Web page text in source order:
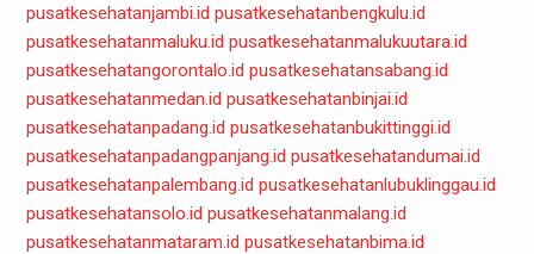
pusatkesehatanjambi.id pusatkesehatanbengkulu.id
pusatkesehatanmaluku.id pusatkesehatanmalukuutara.id
pusatkesehatangorontalo.id pusatkesehatansabang.id
pusatkesehatanmedan.id pusatkesehatanbinjai.id
pusatkesehatanpadang.id pusatkesehatanbukittinggi.id
pusatkesehatanpadangpanjang.id pusatkesehatandumai.id
pusatkesehatanpalembang.id pusatkesehatanlubuklinggau.id
pusatkesehatansolo.id pusatkesehatanmalang.id
pusatkesehatanmataram.id pusatkesehatanbima.id